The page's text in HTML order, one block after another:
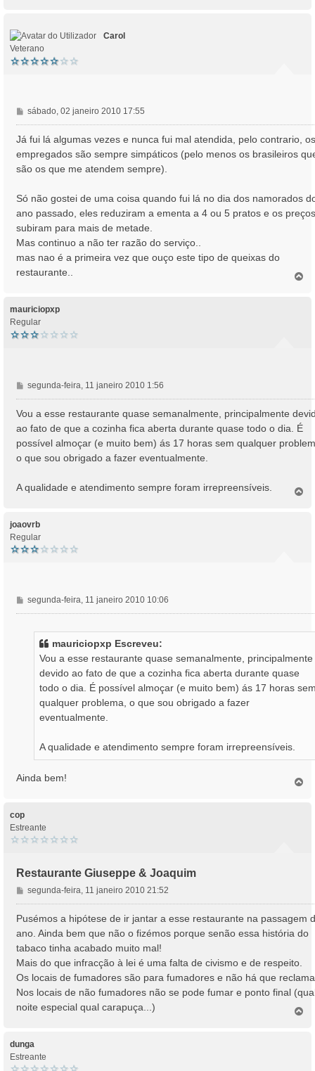
Carol
Veterano
M
e
n
g
m
sábado, 02 janeiro 2010 17:55
Já fui lá algumas vezes e nunca fui mal atendida, pelo contrario, os
empregados são sempre simpáticos (pelo menos os brasileiros
são os que me atendem sempre).
Só não gostei de uma coisa quando fui lá no dia dos namorados
ano passado, eles reduziram a ementa a 4 ou 5 pratos e os preços
subiram para mais de metade.
Mas continuo a não ter razão do serviço..
mas nao é a primeira vez que ouço este tipo de queixas do
restaurante..
mauriciopxp
Regular
M
e
a
g
e
segunda-feira, 11 janeiro 2010 1:56
Vou a esse restaurante quase semanalmente, principalmente
ao fato de que a cozinha fica aberta durante quase todo o dia. É
possível almoçar (e muito bem) ás 17 horas sem qualquer
o que sou obrigado a fazer eventualmente.
A qualidade e atendimento sempre foram irrepreensíveis.
joaovrb
Regular
M
e
segunda-feira, 11 janeiro 2010 10:06
mauriciopxp Escreveu:
Vou a esse restaurante quase semanalmente, principalmente
devido ao fato de que a cozinha fica aberta durante quase
todo o dia. É possível almoçar (e muito bem) ás 17 horas
qualquer problema, o que sou obrigado a fazer
eventualmente.
A qualidade e atendimento sempre foram irrepreensíveis.
Ainda bem!
cop
Estreante
Restaurante Giuseppe & Joaquim
M
e
a
g
e
m
segunda-feira, 11 janeiro 2010 21:52
Pusémos a hipótese de ir jantar a esse restaurante na passagem
ano. Ainda bem que não o fizémos porque senão essa história do
tabaco tinha acabado muito mal!
Mais do que infracção à lei é uma falta de civismo e de respeito.
Os locais de fumadores são para fumadores e não há que
Nos locais de não fumadores não se pode fumar e ponto final
noite especial qual carapuça...)
dunga
Estreante